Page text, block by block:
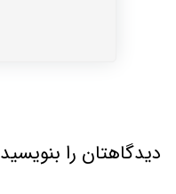
دیدگاهتان را بنویسید